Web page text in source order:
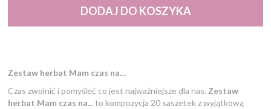
DODAJ DO KOSZYKA
Zestaw herbat Mam czas na…
Czas zwolnić i pomyśleć co jest najważniejsze dla nas. Zestaw
herbat Mam czas na...to kompozycja 20 saszetek z wyjątkową